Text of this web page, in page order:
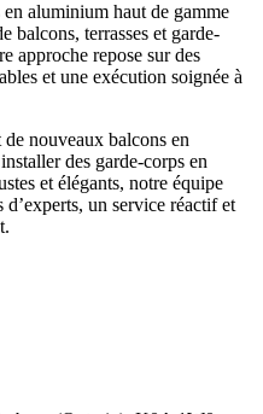
aluminium haut de gamme
balcons, terrasses et garde-
approche repose sur des
et une exécution soignée à
nouveaux balcons en
des garde-corps en
et élégants, notre équipe
un service réactif et